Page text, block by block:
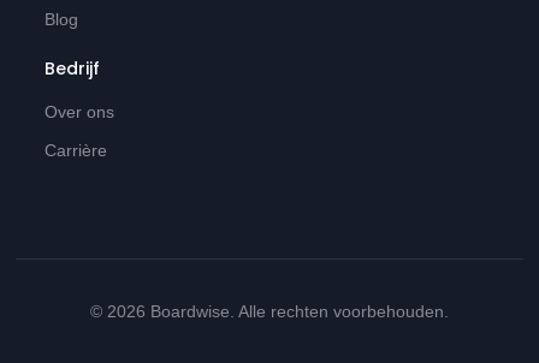
Blog
Bedrijf
Over ons
Carrière
© 2026 Boardwise. Alle rechten voorbehouden.